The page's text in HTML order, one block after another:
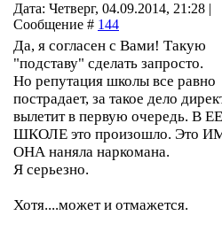
Дата: Четверг, 04.09.2014, 21:28 |
Сообщение # 144
Да, я согласен с Вами! Такую
"подставу" сделать запросто.
Но репутация школы все равно
пострадает, за такое дело
вылетит в первую очередь. В ЕЕ
ШКОЛЕ это произошло. Это
ОНА наняла наркомана.
Я серьезно.
Хотя....может и отмажется.